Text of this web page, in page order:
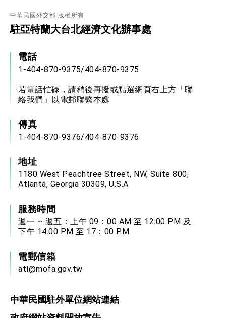
總統重要談話
事處」，進一步深化台美交流合作
中華民國外交部 版權所有
駐亞特蘭大台北經濟文化辦事處
電話
1-404-870-9375/404-870-9375
若電話忙碌，請稍後再撥或點選網頁右上方「聯
絡我們」以電郵聯繫本處
傳真
1-404-870-9376/404-870-9376
地址
1180 West Peachtree Street, NW, Suite 800,
Atlanta, Georgia 30309, U.S.A
服務時間
週一 ~ 週五：上午 09：00 AM 至 12:00 PM 及
下午 14:00 PM 至 17：00 PM
電郵信箱
atl@mofa.gov.tw
中華民國駐外單位網站連結